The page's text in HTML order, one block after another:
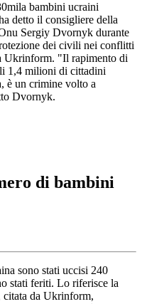
bambini ucraini
detto il consigliere della
Sergiy Dvornyk durante
dei civili nei conflitti
Ukrinform. "Il rapimento di
1,4 milioni di cittadini
è un crimine volto a
Dvornyk.
di bambini
sono stati uccisi 240
stati feriti. Lo riferisce la
citata da Ukrinform,